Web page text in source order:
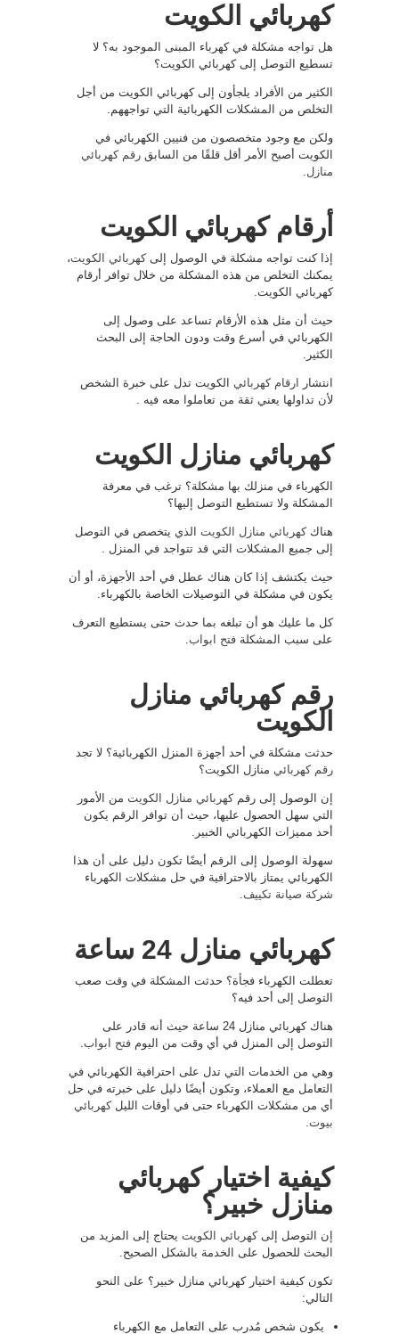
كهربائي الكويت
هل تواجه مشكلة في كهرباء المبنى الموجود به؟ لا
تسطيع التوصل إلى كهربائي الكويت؟
الكثير من الأفراد يلجأون إلى كهربائي الكويت من أجل
التخلص من المشكلات الكهربائية التي تواجههم.
ولكن مع وجود متخصصون من فنيين الكهربائي في
الكويت أصبح الأمر أقل قلقًا من السابق رقم كهربائي
منازل.
أرقام كهربائي الكويت
إذا كنت تواجه مشكلة في الوصول إلىكهربائي الكويت،
يمكنك التخلص من هذه المشكلة من خلال توافر أرقام
كهربائي الكويت.
حيث أن مثل هذه الأرقام تساعد على وصول إلى
الكهربائي في أسرع وقت ودون الحاجة إلى البحث
الكثير.
انتشار ارقام كهربائي الكويت تدل على خبرة الشخص
لأن تداولها يعني ثقة من تعاملوا معه فيه .
كهربائي منازل الكويت
الكهرباء في منزلك بها مشكلة؟ ترغب في معرفة
المشكلة ولا تستطيع التوصل إليها؟
هناككهربائي منازل الكويت الذي يتخصص في التوصل
إلى جميع المشكلات التي قد تتواجد في المنزل .
حيث يكتشف إذا كان هناك عطل في أحد الأجهزة، أو أن
يكون في مشكلة في التوصيلات الخاصة بالكهرباء.
كل ما عليك هو أن تبلغه بما حدث حتى يستطيع التعرف
على سبب المشكلة فتح ابواب.
رقم كهربائي منازل
الكويت
حدثت مشكلة في أحد أجهزة المنزل الكهربائية؟ لا تجد
رقم كهربائي منازل الكويت؟
إن الوصول إلى رقمكهربائي منازل الكويت من الأمور
التي سهل الحصول عليها، حيث أن توافر الرقم يكون
أحد مميزات الكهربائي الخبير.
سهولة الوصول إلى الرقم أيضًا تكون دليل على أن هذا
الكهربائي يمتاز بالاحترافية في حل مشكلات الكهرباء
شركة صيانة تكييف.
كهربائي منازل 24 ساعة
تعطلت الكهرباء فجأة؟ حدثت المشكلة في وقت صعب
التوصل إلى أحد فيه؟
هناك كهربائي منازل 24 ساعة حيث أنه قادر على
التوصل إلى المنزل في أي وقت من اليوم فتح ابواب.
وهي من الخدمات التي تدل على احترافية الكهربائي في
التعامل مع العملاء، وتكون أيضًا دليل على خبرته في حل
أي من مشكلات الكهرباء حتى في أوقات الليلكهربائي
بيوت.
كيفية اختيار كهربائي
منازل خبير؟
إن التوصل إلىكهربائي الكويت يحتاج إلى المزيد من
البحث للحصول على الخدمة بالشكل الصحيح.
تكون كيفية اختيار كهربائي منازل خبير؟ على النحو
التالي:
يكون شخص مُدرب على التعامل مع الكهرباء